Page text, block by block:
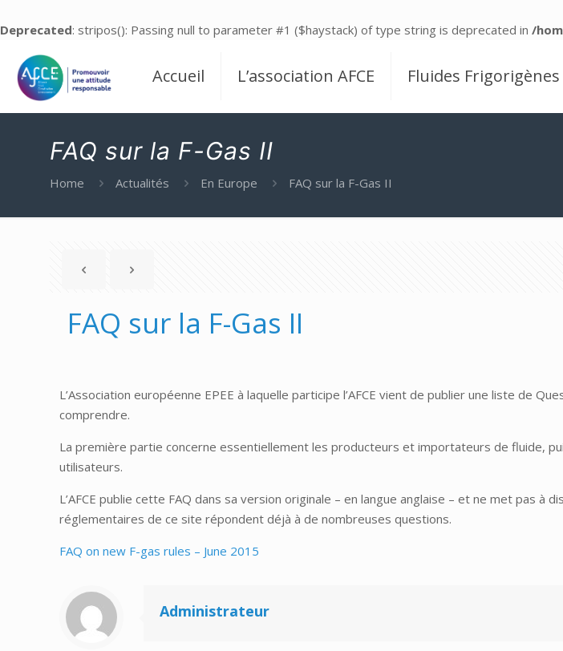
Deprecated: stripos(): Passing null to parameter #1 ($haystack) of type string is deprecated in /
Accueil L’association AFCE Fluides Frigorigènes
FAQ sur la F-Gas II
Home Actualités En Europe FAQ sur la F-Gas II
FAQ sur la F-Gas II
L’Association européenne EPEE à laquelle participe l’AFCE vient de publier une liste de
comprendre.
La première partie concerne essentiellement les producteurs et importateurs de fluide,
utilisateurs.
L’AFCE publie cette FAQ dans sa version originale – en langue anglaise – et ne met pas
réglementaires de ce site répondent déjà à de nombreuses questions.
FAQ on new F-gas rules – June 2015
Administrateur